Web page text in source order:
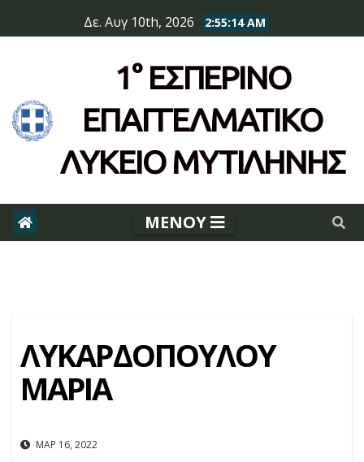
to
Δε. Αυγ 10th, 2026 2:55:14 AM
1° ΕΣΠΕΡΙΝΌ
ΕΠΆΓΓΕΛΜΑΤΙΚΟ
ΛΥΚΕΙΟ ΜΥΤΙΛΗΝΗΣ
ΛΥΚΑΡΔΟΠΟΥΛΟΥ
ΜΑΡΙΑ
ΜΑΡ 16, 2022